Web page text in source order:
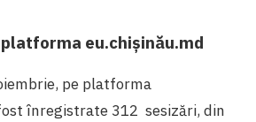
eu.chișinău.md
pe platforma
înregistrate 312 sesizări, din